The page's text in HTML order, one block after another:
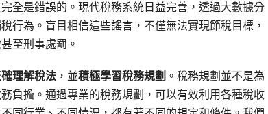
全是錯誤的。現代稅務系統日益完善，透過大數據分
行為。盲目相信這些謠言，不僅無法實現節稅目標，
至刑事處罰。
確理解稅法 ，並積極學習稅務規劃 。稅務規劃並不是為
負擔。通過專業的稅務規劃，可以有效利用各種稅收